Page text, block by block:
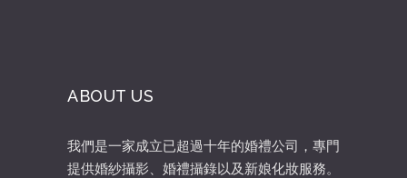
ABOUT US
我們是一家成立已超過十年的婚禮公司，專門
提供婚紗攝影、婚禮攝錄以及新娘化妝服務。